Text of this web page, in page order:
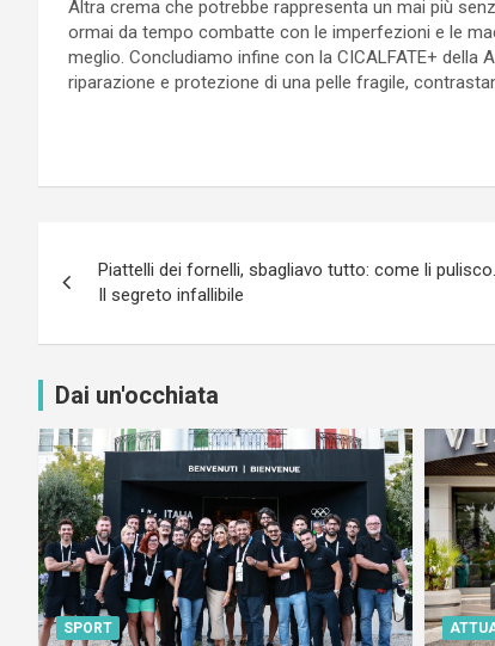
Altra crema che potrebbe rappresenta un mai più
ormai da tempo combatte con le imperfezioni e le
meglio. Concludiamo infine con la CICALFATE+
riparazione e protezione di una pelle fragile,
articoli
Piattelli dei fornelli, sbagliavo tutto: come li pulisco.
Il segreto infallibile
Dai un'occhiata
SPORT